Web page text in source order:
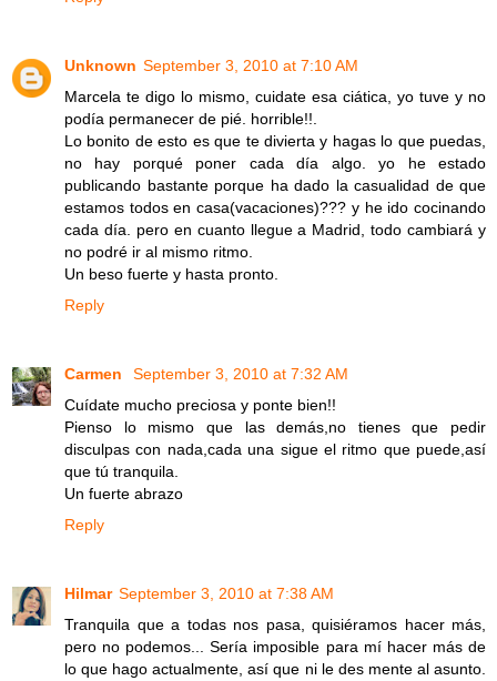
Unknown September 3, 2010 at 7:10 AM
Marcela te digo lo mismo, cuidate esa ciática, yo tuve y no
podía permanecer de pié. horrible!!.
Lo bonito de esto es que te divierta y hagas lo que puedas,
no hay porqué poner cada día algo. yo he estado
publicando bastante porque ha dado la casualidad de que
estamos todos en casa(vacaciones)??? y he ido cocinando
cada día. pero en cuanto llegue a Madrid, todo cambiará y
no podré ir al mismo ritmo.
Un beso fuerte y hasta pronto.
Reply
Carmen
September 3, 2010 at 7:32 AM
Cuídate mucho preciosa y ponte bien!!
Pienso lo mismo que las demás,no tienes que pedir
disculpas con nada,cada una sigue el ritmo que puede,así
que tú tranquila.
Un fuerte abrazo
Reply
Hilmar September 3, 2010 at 7:38 AM
Tranquila que a todas nos pasa, quisiéramos hacer más,
pero no podemos... Sería imposible para mí hacer más de
lo que hago actualmente, así que ni le des mente al asunto.